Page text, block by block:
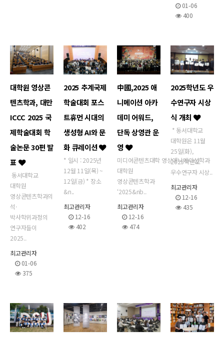
01-06
400
대학원 영상콘
텐츠학과, 대만
ICCC 2025 국
제학술대회 학
술논문 30편 발
표
동서대학교
대학원
영상콘텐츠학과의
석·
박사학위과정의
연구자들이
2025..
최고관리자
01-06
375
2025 추계국제
학술대회 포스
트휴먼 시대의
생성형 AI와 문
화 큐레이션
* 일시 : 2025년
12월 11일(목) ~
12일(금) * 장소
&n..
최고관리자
12-16
402
中國,2025 애
니메이션 아카
데미 어워드,
단독 상영관 운
영
미디어콘텐츠대학 영상애니메이션학과
대학원
영상콘텐츠학과
‘2025&nb..
최고관리자
12-16
474
2025학년도 우
수연구자 시상
식 개최
* 동서대학교
대학원은 11월
25일(화),
2025학년도
우수연구자 시상..
최고관리자
12-16
435